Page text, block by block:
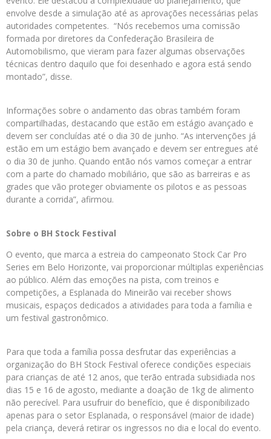
envolve desde a simulação até as aprovações necessárias pelas
autoridades competentes. “Nós recebemos uma comissão
formada por diretores da Confederação Brasileira de
Automobilismo, que vieram para fazer algumas observações
técnicas dentro daquilo que foi desenhado e agora está sendo
montado”, disse.
Informações sobre o andamento das obras também foram
compartilhadas, destacando que estão em estágio avançado e
devem ser concluídas até o dia 30 de junho. “As intervenções já
estão em um estágio bem avançado e devem ser entregues até
o dia 30 de junho. Quando então nós vamos começar a entrar
com a parte do chamado mobiliário, que são as barreiras e as
grades que vão proteger obviamente os pilotos e as pessoas
durante a corrida”, afirmou.
Sobre o BH Stock Festival
O evento, que marca a estreia do campeonato Stock Car Pro
Series em Belo Horizonte, vai proporcionar múltiplas experiências
ao público. Além das emoções na pista, com treinos e
competições, a Esplanada do Mineirão vai receber shows
musicais, espaços dedicados a atividades para toda a família e
um festival gastronômico.
Para que toda a família possa desfrutar das experiências a
organização do BH Stock Festival oferece condições especiais
para crianças de até 12 anos, que terão entrada subsidiada nos
dias 15 e 16 de agosto, mediante a doação de 1kg de alimento
não perecível. Para usufruir do benefício, que é disponibilizado
apenas para o setor Esplanada, o responsável (maior de idade)
pela criança, deverá retirar os ingressos no dia e local do evento.